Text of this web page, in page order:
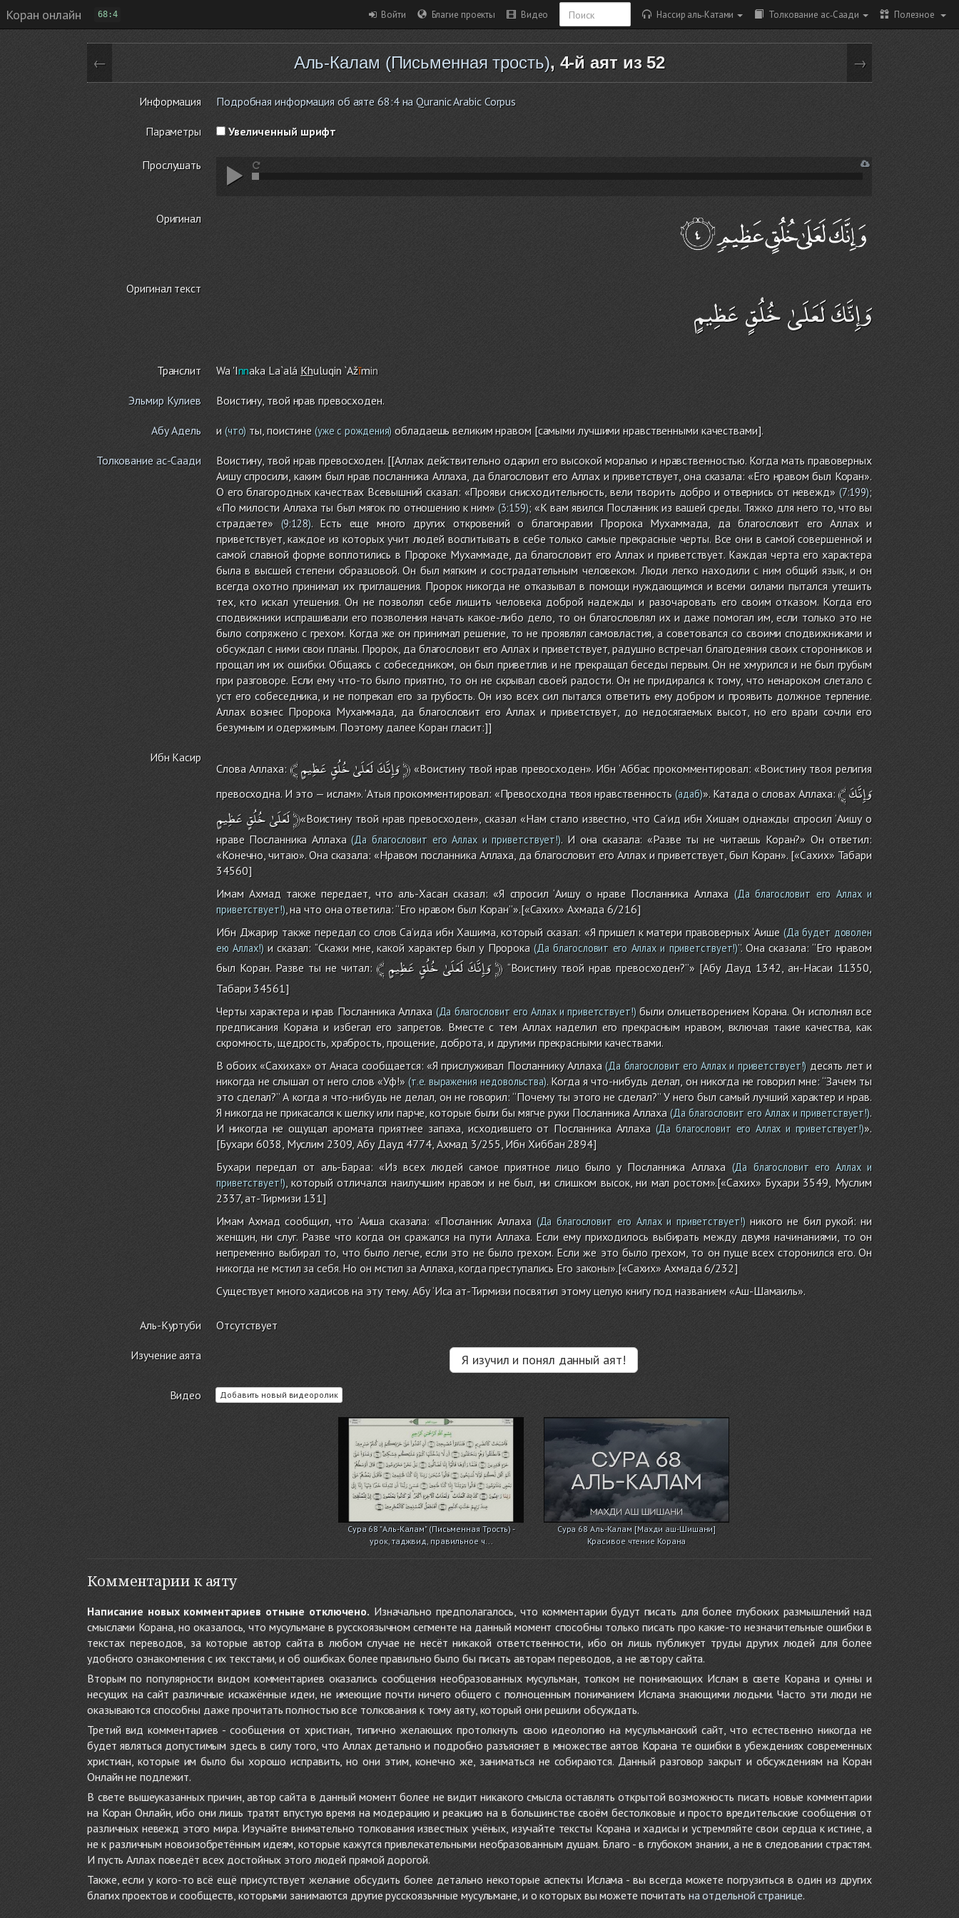
Коран онлайн 68:4 Войти Благие проекты Видео Нассир аль-Катами Толкование ас-Саади Полезное
← Аль-Калам (Письменная трость), 4-й аят из 52 →
Информация Подробная информация об аяте 68:4 на Quranic Arabic Corpus
Параметры Увеличенный шрифт
Прослушать
Оригинал
Оригинал текст
وَإِنَّكَ لَعَلَىٰ خُلُقٍ عَظِيمٍ
Транслит Wa 'Innaka La`alá Khuluqin `Ažīmin
Эльмир Кулиев Воистину, твой нрав превосходен.
Абу Адель и(что) ты, поистине (уже с рождения) обладаешь великим нравом [самыми лучшими нравственными качествами].
Толкование ас-Саади
Воистину, твой нрав превосходен. [[Аллах действительно одарил его высокой моралью и нравственностью. Когда мать правоверных
Аишу спросили, каким был нрав посланника Аллаха, да благословит его Аллах и приветствует, она сказала: «Его нравом был Коран».
О его благородных качествах Всевышний сказал: «Прояви снисходительность, вели творить добро и отвернись от невежд»(7:199);
«По милости Аллаха ты был мягок по отношению к ним» (3:159); «К вам явился Посланник из вашей среды. Тяжко для него то, что вы
страдаете» (9:128). Есть еще много других откровений о благонравии Пророка Мухаммада, да благословит его Аллах и
приветствует, каждое из которых учит людей воспитывать в себе только самые прекрасные черты. Все они в самой совершенной и
самой славной форме воплотились в Пророке Мухаммаде, да благословит его Аллах и приветствует. Каждая черта его характера
была в высшей степени образцовой. Он был мягким и сострадательным человеком. Люди легко находили с ним общий язык, и он
всегда охотно принимал их приглашения. Пророк никогда не отказывал в помощи нуждающимся и всеми силами пытался утешить
тех, кто искал утешения. Он не позволял себе лишить человека доброй надежды и разочаровать его своим отказом. Когда его
сподвижники испрашивали его позволения начать какое-либо дело, то он благословлял их и даже помогал им, если только это не
было сопряжено с грехом. Когда же он принимал решение, то не проявлял самовластия, а советовался со своими сподвижниками и
обсуждал с ними свои планы. Пророк, да благословит его Аллах и приветствует, радушно встречал благодеяния своих сторонников и
прощал им их ошибки. Общаясь с собеседником, он был приветлив и не прекращал беседы первым. Он не хмурился и не был грубым
при разговоре. Если ему что-то было приятно, то он не скрывал своей радости. Он не придирался к тому, что ненароком слетало с
уст его собеседника, и не попрекал его за грубость. Он изо всех сил пытался ответить ему добром и проявить должное терпение.
Аллах вознес Пророка Мухаммада, да благословит его Аллах и приветствует, до недосягаемых высот, но его враги сочли его
безумным и одержимым. Поэтому далее Коран гласит:]]
Ибн Касир
Слова Аллаха: ﴾ وَإِنَّكَلَعَلَىٰخُلُقٍعَظِيمٍ ﴿«Воистину твой нрав превосходен». Ибн ‘Аббас прокомментировал: «Воистину твоя религия
превосходна. И это — ислам». ‘Атыя прокомментировал: «Превосходна твоя нравственность (адаб)». Катада о словах Аллаха:﴾وَإِنَّكَ
لَعَلَىٰخُلُقٍعَظِيمٍ ﴿«Воистину твой нрав превосходен», сказал «Нам стало известно, что Са’ид ибн Хишам однажды спросил ‘Аишу о
нраве Посланника Аллаха(Да благословит его Аллах и приветствует!). И она сказала: «Разве ты не читаешь Коран?» Он ответил:
«Конечно, читаю». Она сказала: «Нравом посланника Аллаха, да благословит его Аллах и приветствует, был Коран». [«Сахих» Табари
34560]
Имам Ахмад также передает, что аль-Хасан сказал: «Я спросил ‘Аишу о нраве Посланника Аллаха (Да благословит его Аллах и
приветствует!), на что она ответила: ‘‘Его нравом был Коран’’».[«Сахих» Ахмада 6/216]
Ибн Джарир также передал со слов Са’ида ибн Хашима, который сказал: «Я пришел к матери правоверных ‘Аише(Да будет доволен
ею Аллах!)и сказал: ‘‘Скажи мне, какой характер был у Пророка (Да благословит его Аллах и приветствует!)’’. Она сказала: ‘‘Его нравом
был Коран. Разве ты не читал:﴾ وَإِنَّكَلَعَلَىٰخُلُقٍعَظِيمٍ ﴿‘‘Воистину твой нрав превосходен?’’» [Абу Дауд 1342, ан-Насаи 11350,
Табари 34561]
Черты характера и нрав Посланника Аллаха (Да благословит его Аллах и приветствует!)были олицетворением Корана. Он исполнял все
предписания Корана и избегал его запретов. Вместе с тем Аллах наделил его прекрасным нравом, включая такие качества, как
скромность, щедрость, храбрость, прощение, доброта, и другими прекрасными качествами.
В обоих «Сахихах» от Анаса сообщается: «Я прислуживал Посланнику Аллаха(Да благословит его Аллах и приветствует!) десять лет и
никогда не слышал от него слов «Уф!»(т.е. выражения недовольства). Когда я что-нибудь делал, он никогда не говорил мне: ‘‘Зачем ты
это сделал?’’ А когда я что-нибудь не делал, он не говорил: ‘‘Почему ты этого не сделал?’’ У него был самый лучший характер и нрав.
Я никогда не прикасался к шелку или парче, которые были бы мягче руки Посланника Аллаха (Да благословит его Аллах и приветствует!).
И никогда не ощущал аромата приятнее запаха, исходившего от Посланника Аллаха(Да благословит его Аллах и приветствует!)».
[Бухари 6038, Муслим 2309, Абу Дауд 4774, Ахмад 3/255, Ибн Хиббан 2894]
Бухари передал от аль-Бараа: «Из всех людей самое приятное лицо было у Посланника Аллаха (Да благословит его Аллах и
приветствует!), который отличался наилучшим нравом и не был, ни слишком высок, ни мал ростом».[«Сахих» Бухари 3549, Муслим
2337, ат-Тирмизи 131]
Имам Ахмад сообщил, что ‘Аиша сказала: «Посланник Аллаха(Да благословит его Аллах и приветствует!)никого не бил рукой: ни
женщин, ни слуг. Разве что когда он сражался на пути Аллаха. Если ему приходилось выбирать между двумя начинаниями, то он
непременно выбирал то, что было легче, если это не было грехом. Если же это было грехом, то он пуще всех сторонился его. Он
никогда не мстил за себя. Но он мстил за Аллаха, когда преступались Его законы».[«Сахих» Ахмада 6/232]
Существует много хадисов на эту тему. Абу ‘Иса ат-Тирмизи посвятил этому целую книгу под названием «Аш-Шамаиль».
Аль-Куртуби Отсутствует
Изучение аята Я изучил и понял данный аят!
Видео Добавить новый видеоролик
Сура 68 "Аль-Калам" (Письменная Трость) -
урок, таджвид, правильное ч...
Сура 68 Аль-Калам [Махди аш-Шишани]
Красивое чтение Корана
Комментарии к аяту
Написание новых комментариев отныне отключено. Изначально предполагалось, что комментарии будут писать для более глубоких размышлений над
смыслами Корана, но оказалось, что мусульмане в русскоязычном сегменте на данный момент способны только писать про какие-то незначительные ошибки в
текстах переводов, за которые автор сайта в любом случае не несёт никакой ответственности, ибо он лишь публикует труды других людей для более
удобного ознакомления с их текстами, и об ошибках более правильно было бы писать авторам переводов, а не автору сайта.
Вторым по популярности видом комментариев оказались сообщения необразованных мусульман, толком не понимающих Ислам в свете Корана и сунны и
несущих на сайт различные искажённые идеи, не имеющие почти ничего общего с полноценным пониманием Ислама знающими людьми. Часто эти люди не
оказываются способны даже прочитать полностью все толкования к тому аяту, который они решили обсуждать.
Третий вид комментариев - сообщения от христиан, типично желающих протолкнуть свою идеологию на мусульманский сайт, что естественно никогда не
будет являться допустимым здесь в силу того, что Аллах детально и подробно разъясняет в множестве аятов Корана те ошибки в убеждениях современных
христиан, которые им было бы хорошо исправить, но они этим, конечно же, заниматься не собираются. Данный разговор закрыт и обсуждениям на Коран
Онлайн не подлежит.
В свете вышеуказанных причин, автор сайта в данный момент более не видит никакого смысла оставлять открытой возможность писать новые комментарии
на Коран Онлайн, ибо они лишь тратят впустую время на модерацию и реакцию на в большинстве своём бестолковые и просто вредительские сообщения от
различных невежд этого мира. Изучайте внимательно толкования известных учёных, изучайте тексты Корана и хадисы и устремляйте свои сердца к истине, а
не к различным новоизобретённым идеям, которые кажутся привлекательными необразованным душам. Благо - в глубоком знании, а не в следовании страстям.
И пусть Аллах поведёт всех достойных этого людей прямой дорогой.
Также, если у кого-то всё ещё присутствует желание обсудить более детально некоторые аспекты Ислама - вы всегда можете погрузиться в один из других
благих проектов и сообществ, которыми занимаются другие русскоязычные мусульмане, и о которых вы можете почитать на отдельной странице.